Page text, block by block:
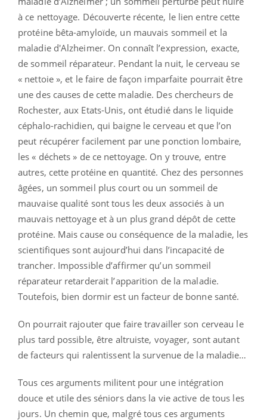
à ce nettoyage. Découverte récente, le lien entre cette
protéine bêta-amyloïde, un mauvais sommeil et la
maladie d'Alzheimer. On connaît l’expression, exacte,
de sommeil réparateur. Pendant la nuit, le cerveau se
« nettoie », et le faire de façon imparfaite pourrait être
une des causes de cette maladie. Des chercheurs de
Rochester, aux Etats-Unis, ont étudié dans le liquide
céphalo-rachidien, qui baigne le cerveau et que l’on
peut récupérer facilement par une ponction lombaire,
les « déchets » de ce nettoyage. On y trouve, entre
autres, cette protéine en quantité. Chez des personnes
âgées, un sommeil plus court ou un sommeil de
mauvaise qualité sont tous les deux associés à un
mauvais nettoyage et à un plus grand dépôt de cette
protéine. Mais cause ou conséquence de la maladie, les
scientifiques sont aujourd’hui dans l’incapacité de
trancher. Impossible d’affirmer qu’un sommeil
réparateur retarderait l’apparition de la maladie.
Toutefois, bien dormir est un facteur de bonne santé.
On pourrait rajouter que faire travailler son cerveau le
plus tard possible, être altruiste, voyager, sont autant
de facteurs qui ralentissent la survenue de la maladie…
Tous ces arguments militent pour une intégration
douce et utile des séniors dans la vie active de tous les
jours. Un chemin que, malgré tous ces arguments